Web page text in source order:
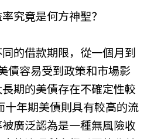
究竟是何方神聖？
的借款期限，從一個月到
債容易受到政策和市場影
期的美債存在不確定性較
十年期美債則具有較高的流
廣泛認為是一種無風險收